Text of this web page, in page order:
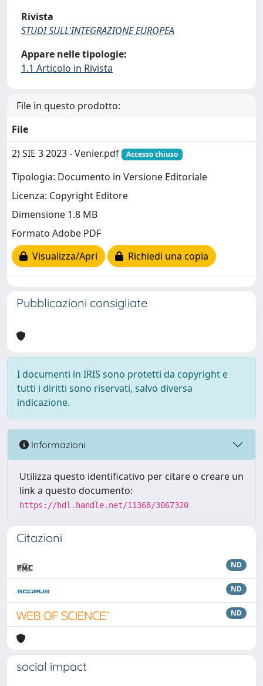
Rivista
STUDI SULL'INTEGRAZIONE EUROPEA
Appare nelle tipologie:
1.1 Articolo in Rivista
File in questo prodotto:
File
2) SIE 3 2023 - Venier.pdf
Accesso chiuso
Tipologia: Documento in Versione Editoriale
Licenza: Copyright Editore
Dimensione 1.8 MB
Formato Adobe PDF
Visualizza/Apri
Richiedi una copia
Pubblicazioni consigliate
I documenti in IRIS sono protetti da copyright e
tutti i diritti sono riservati, salvo diversa
indicazione.
Informazioni
Utilizza questo identificativo per citare o creare un
link a questo documento:
https://hdl.handle.net/11368/3067320
Citazioni
ND
ND
ND
social impact